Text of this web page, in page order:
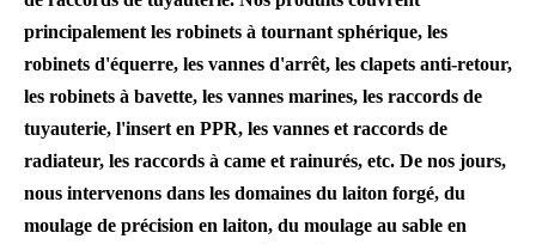
principalement les robinets à tournant sphérique, les
robinets d'équerre, les vannes d'arrêt, les clapets anti-retour,
les robinets à bavette, les vannes marines, les raccords de
tuyauterie, l'insert en PPR, les vannes et raccords de
radiateur, les raccords à came et rainurés, etc. De nos jours,
nous intervenons dans les domaines du laiton forgé, du
moulage de précision en laiton, du moulage au sable en